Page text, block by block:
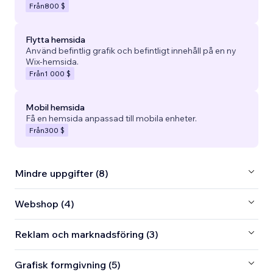
Från800 $
Flytta hemsida
Använd befintlig grafik och befintligt innehåll på en ny
Wix-hemsida.
Från1 000 $
Mobil hemsida
Få en hemsida anpassad till mobila enheter.
Från300 $
Mindre uppgifter (8)
Webshop (4)
Reklam och marknadsföring (3)
Grafisk formgivning (5)